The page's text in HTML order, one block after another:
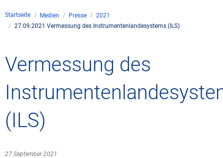
Standorte
Zivil-militärische
Safety
Umwelt
Windenergie
FAQ zum
Kommerzielle
Medien
Presse
Startseite Medien Presse
2021
27.09.2021 Vermessung des Instrumentenlandesystems (ILS)
Vermessung des
(ILS)
27 September 2021